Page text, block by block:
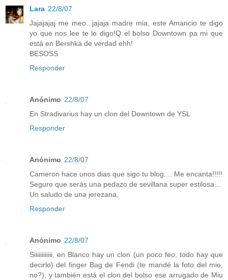
Lara 22/8/07
Jajajajaj me meo...jajaja madre mia, este Amancio te digo
yo que nos lee te lo digo!Q el bolso Downtown pa mi que
está en Bershka de verdad ehh!
BESOSS
Responder
Anónimo 22/8/07
En Stradivarius hay un clon del Downtown de YSL
Responder
Anónimo 22/8/07
Cameron hace unos dias que sigo tu blog.... Me encanta!!!!!
Seguro que serás una pedazo de sevillana super estilosa...
Un saludo de una jerezana.
Responder
Anónimo 22/8/07
Siiiiiiiiiiii, en Blanco hay un clon (un poco feo, todo hay que
decirlo) del finger Bag de Fendi (te mandé la foto del mio,
no?), y también está el clon del bolso ese arrugado de Miu